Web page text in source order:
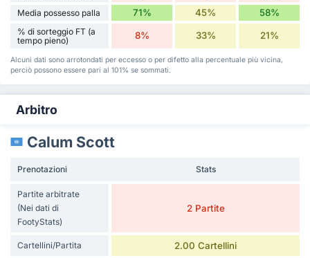
Media possesso palla 71% 45% 58%
% di sorteggio FT (a
tempo pieno)
8% 33% 21%
Alcuni dati sono arrotondati per eccesso o per difetto alla percentuale più vicina,
perciò possono essere pari al 101% se sommati.
Arbitro
Calum Scott
Prenotazioni Stats
Partite arbitrate
(Nei dati di
FootyStats)
2 Partite
Cartellini/Partita 2.00 Cartellini